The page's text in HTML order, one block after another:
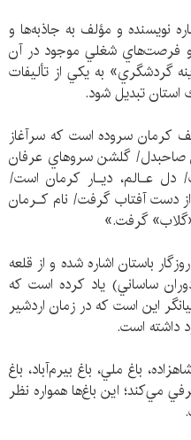
نويسنده و مؤلف به جاذبه‌ها و
و فرصت‌هاي شغلي موجود در آن
گردشگري» به يكي از تأليفات
تبديل شود.
كرمان سروده است كه سرآغاز
صاحبدل/ گلشن سروهاي عرفان
دل عـالم، ديـار كرمان است/
دست آفتاب گرفت/ نام كـرمان
گرفت.»
باستان اشاره شده و از قلعه
ساساني) ياد كرده است كه
اين است كه در زمان اردشير
داشته است.
باغ ملي، باغ بيرم‌آباد، باغ
مي‌كند؛ اين باغ‌ها همواره نظر